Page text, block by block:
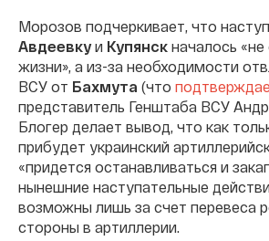
Морозов подчеркивает, что
Авдеевкуи Купянск началось
жизни», а из-за необходимости
ВСУ от Бахмута (что
представитель Генштаба ВСУ
Блогер делает вывод, что как
прибудет украинский
«придется останавливаться и
нынешние наступательные
возможны лишь за счет перевеса
стороны в артиллерии.